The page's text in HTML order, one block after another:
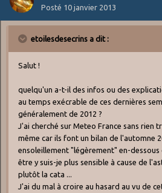
Posté 10 janvier 2013
etoilesdesecrins a dit :
Salut !
quelqu'un a-t-il des infos ou des
au temps exécrable de ces dernières
généralement de 2012 ?
J'ai cherché sur Meteo France sans rien
même car ils font un bilan de l'automne
ensoleillement "légèrement" en-dessous
être y suis-je plus sensible à cause de
plutôt la cata ...
J'ai du mal à croire au hasard au vu de